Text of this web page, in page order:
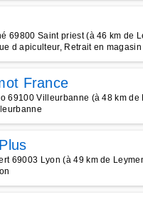
69800 Saint priest (à 46 km de
d apiculteur, Retrait en
France
69100 Villeurbanne (à 48 km de
69003 Lyon (à 49 km de